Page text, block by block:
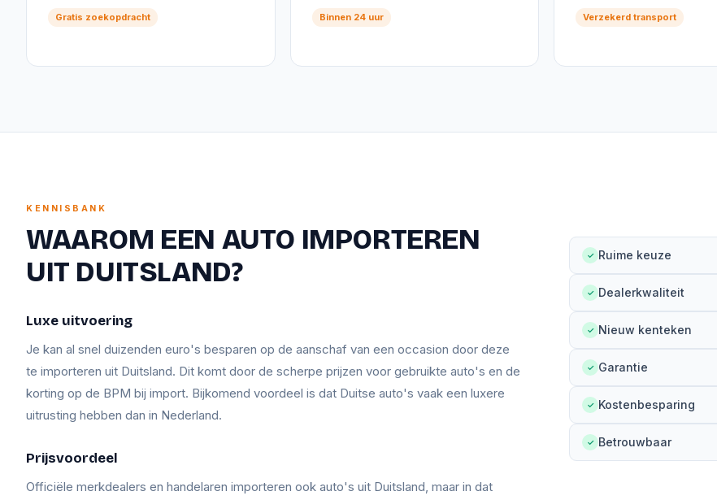
Gratis zoekopdracht Binnen 24 uur Verzekerd transport
KENNISBANK
WAAROM EEN AUTO IMPORTEREN
UIT DUITSLAND?
Luxe uitvoering
Je kan al snel duizenden euro's besparen op de aanschaf van een occasion door deze
te importeren uit Duitsland. Dit komt door de scherpe prijzen voor gebruikte auto's en de
korting op de BPM bij import. Bijkomend voordeel is dat Duitse auto's vaak een luxere
uitrusting hebben dan in Nederland.
Prijsvoordeel
Officiële merkdealers en handelaren importeren ook auto's uit Duitsland, maar in dat
✓ Ruime keuze
✓ Dealerkwaliteit
✓ Nieuw kenteken
✓ Garantie
✓ Kostenbesparing
✓ Betrouwbaar